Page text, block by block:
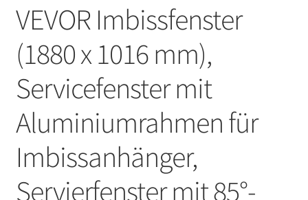
VEVOR Imbissfenster
(1880 x 1016 mm),
Servicefenster mit
Aluminiumrahmen für
Imbissanhänger,
Servierfenster mit 85°-